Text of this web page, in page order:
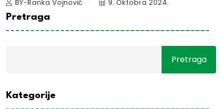
BY-Ranka Vojnović
9. Oktobra 2024.
Pretraga
Pretraga
Kategorije